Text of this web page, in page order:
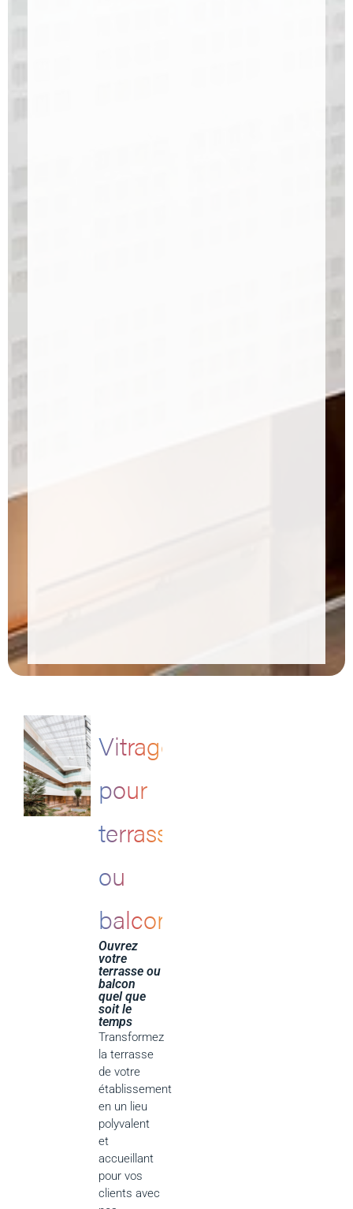
Vitrage
pour
terrasse
ou
balcon
Ouvrez
votre
terrasse ou
balcon
quel que
soit le
temps
Transformez
la terrasse
de votre
établissement
en un lieu
polyvalent
et
accueillant
pour vos
clients avec